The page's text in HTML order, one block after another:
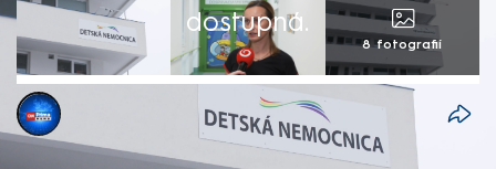
dostupná.
8 fotografií
Michael Cardal
15. led 2026, 11:43